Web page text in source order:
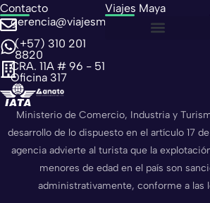
Contacto
gerencia@viajesmaya.com.co
(+57) 310 201
8820
CRA. 11A # 96 - 51
Oficina 317
Viajes Maya
Ministerio de Comercio, Industria y
desarrollo de lo dispuesto en el artículo 17
agencia advierte al turista que la
menores de edad en el país son
administrativamente, conforme a las